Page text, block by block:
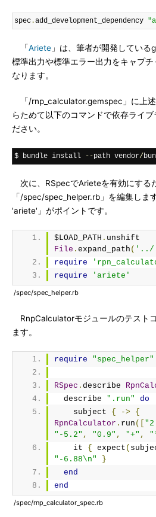
spec.add_development_dependency
「Ariete 」は、筆者が開発してい
標準出力や標準エラー出力をキャプ
なります。
「/rnp_calculator.gemspec」に上述
らためて以下のコマンドで依存ライ
ださい。
$ bundle install --path vendor/
次に、RSpecでArieteを有効にする
「/spec/spec_helper.rb」を編集しま
'ariete'」がポイントです。
$LOAD_PATH .
File . expand_path ( '../
require
require
'ariete'
/spec/spec_helper.rb
RnpCalculatorモジュールのテスト
ます。
require "spec_helper"
RSpec . describe
  describe
".run"
do
    subject
{ ->
{
RpnCalculator . run ([
"-5.2" , "0.9" , "+" ,
    it
{ expect (
"-6.88\n"
}
end
end
/spec/rnp_calculator_spec.rb